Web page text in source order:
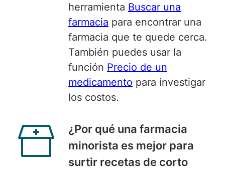
herramienta Buscar una
farmacia para encontrar una
farmacia que te quede cerca.
También puedes usar la
función Precio de un
medicamento para investigar
los costos.
¿Por qué una farmacia
minorista es mejor para
surtir recetas de corto